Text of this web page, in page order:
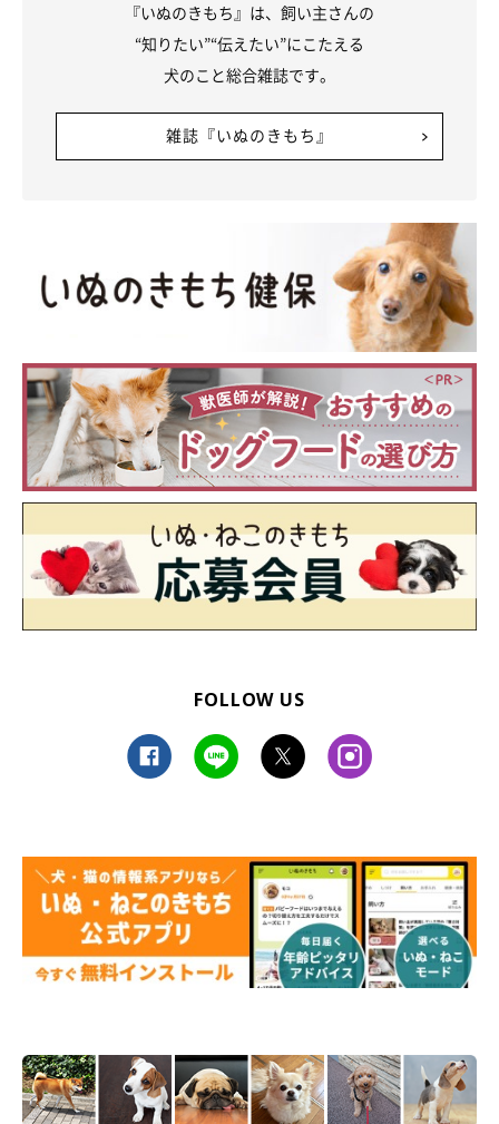
『いぬのきもち』は、飼い主さんの
“知りたい”“伝えたい”にこたえる
犬のこと総合雑誌です。
雑誌『いぬのきもち』
FOLLOW US